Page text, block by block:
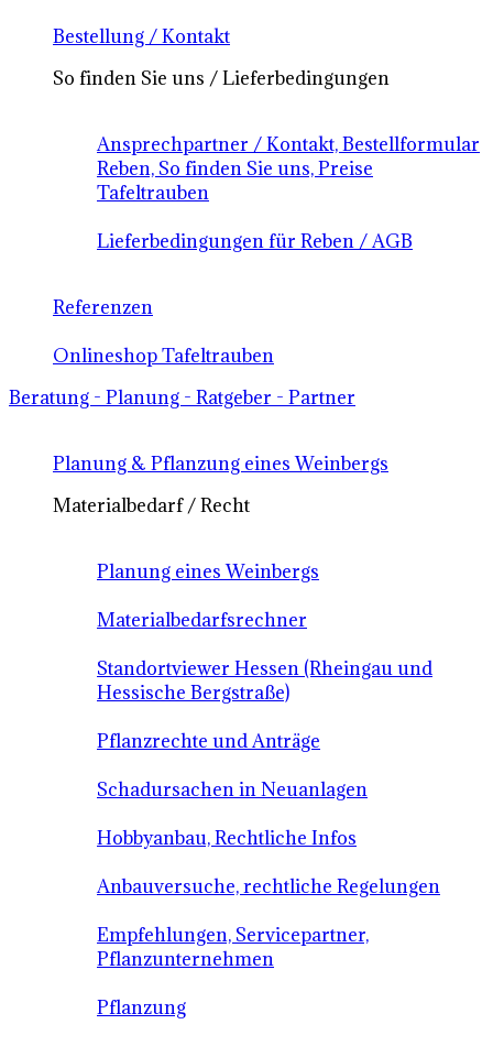
Bestellung / Kontakt
So finden Sie uns / Lieferbedingungen
Ansprechpartner / Kontakt, Bestellformular
Reben, So finden Sie uns, Preise
Tafeltrauben
Lieferbedingungen für Reben / AGB
Referenzen
Onlineshop Tafeltrauben
Beratung - Planung - Ratgeber - Partner
Planung & Pflanzung eines Weinbergs
Materialbedarf / Recht
Planung eines Weinbergs
Materialbedarfsrechner
Standortviewer Hessen (Rheingau und
Hessische Bergstraße)
Pflanzrechte und Anträge
Schadursachen in Neuanlagen
Hobbyanbau, Rechtliche Infos
Anbauversuche, rechtliche Regelungen
Empfehlungen, Servicepartner,
Pflanzunternehmen
Pflanzung